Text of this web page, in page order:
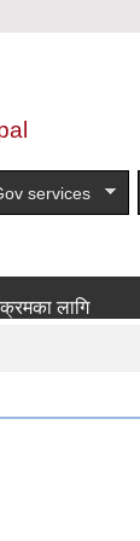
services
लागि खोपकर्ता